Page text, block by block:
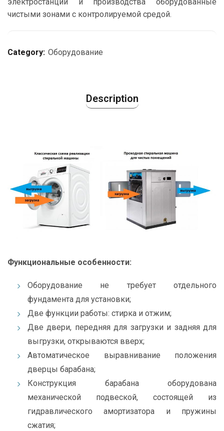
чистыми зонами с контролируемой средой.
Category: Оборудование
Description
Функциональные особенности:
Оборудование не требует отдельного
фундамента для установки;
Две функции работы: стирка и отжим;
Две двери, передняя для загрузки и задняя для
выгрузки, открываются вверх;
Автоматическое выравнивание положения
дверцы барабана;
Конструкция барабана оборудована
механической подвеской, состоящей из
гидравлического амортизатора и пружины
сжатия;